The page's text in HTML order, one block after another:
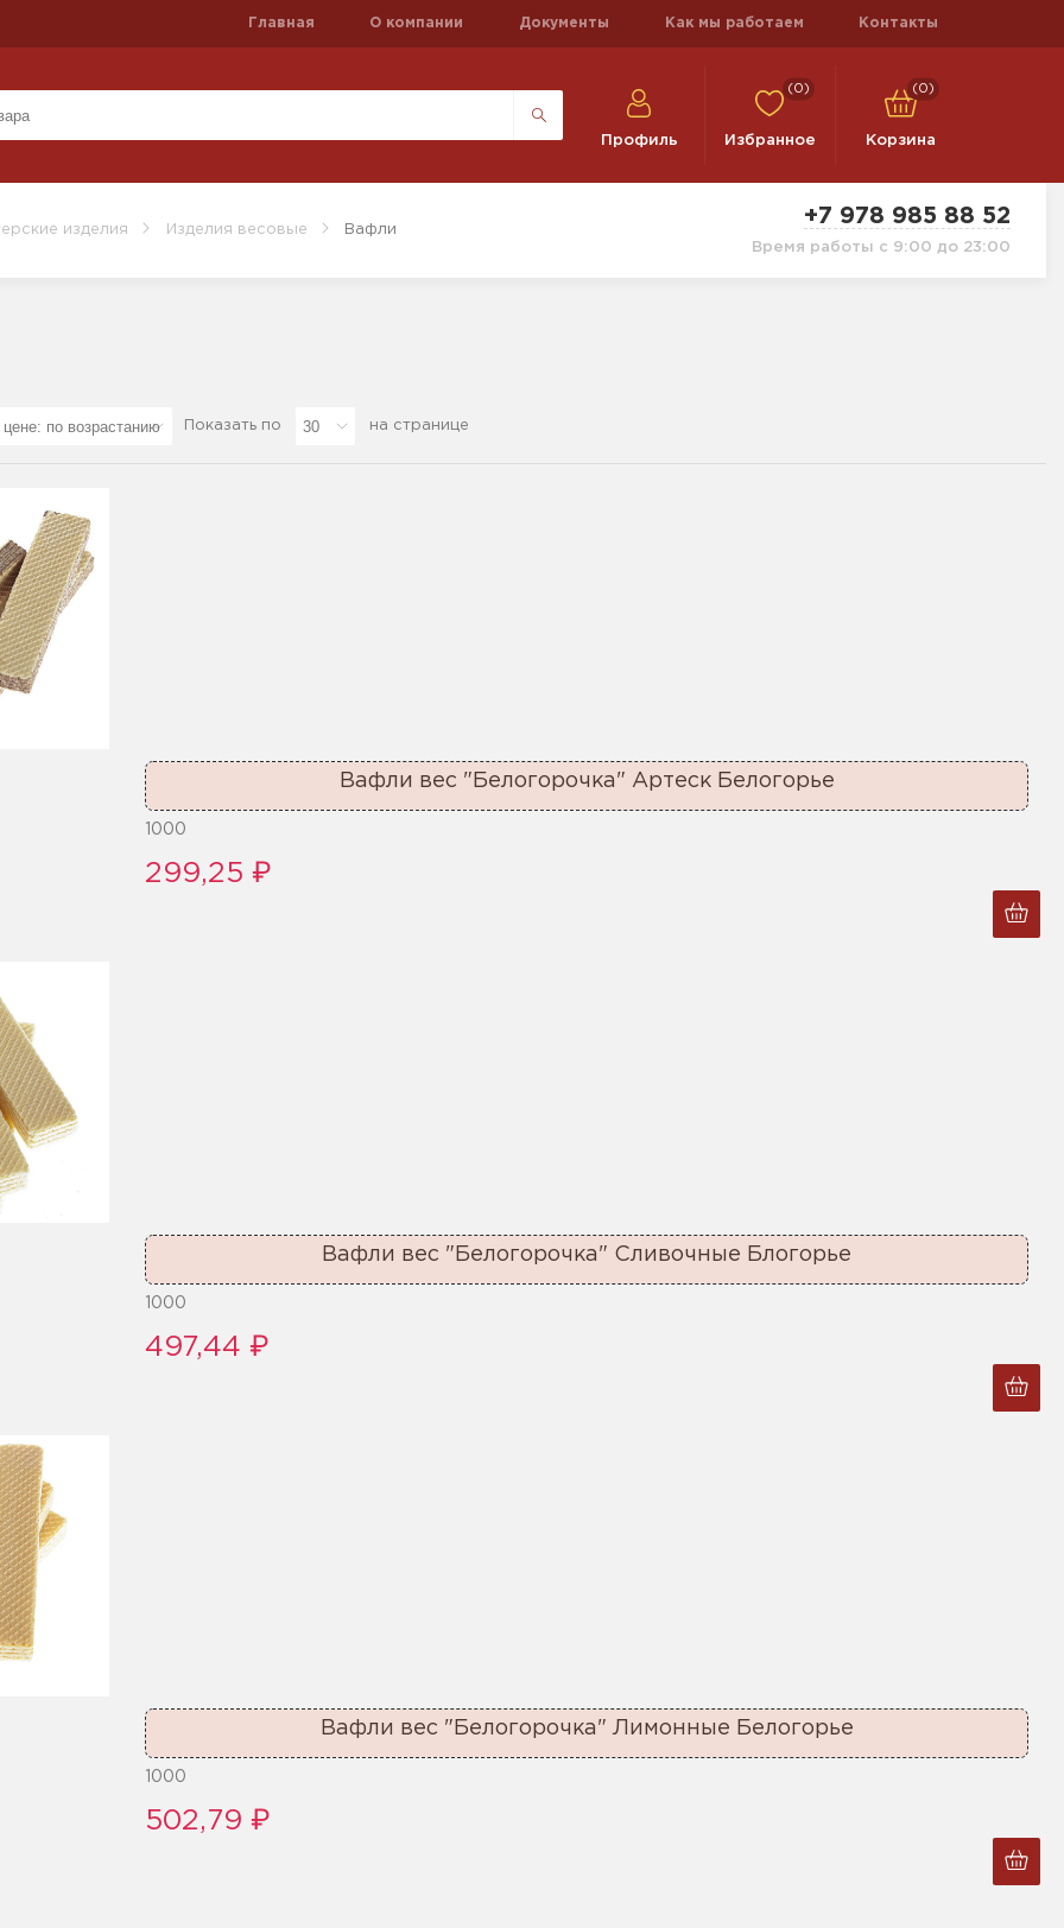
Главная О компании Документы Как мы работаем Контакты
Профиль
(0)
Избранное
(0)
Корзина
изделия Изделия весовые Вафли
+7 978 985 88 52
Время работы с 9:00 до 23:00
Показать по на странице
Вафли вес "Белогорочка" Артеск Белогорье
1000
299,25 ₽
Вафли вес "Белогорочка" Сливочные Блогорье
1000
497,44 ₽
Вафли вес "Белогорочка" Лимонные Белогорье
1000
502,79 ₽